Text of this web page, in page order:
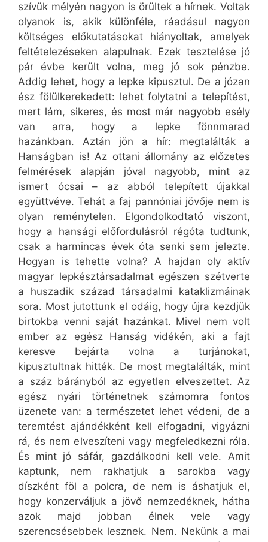
szívük mélyén nagyon is örültek a hírnek. Voltak
olyanok is, akik különféle, ráadásul nagyon
költséges előkutatásokat hiányoltak, amelyek
feltételezéseken alapulnak. Ezek tesztelése jó
pár évbe került volna, meg jó sok pénzbe.
Addig lehet, hogy a lepke kipusztul. De a józan
ész fölülkerekedett: lehet folytatni a telepítést,
mert lám, sikeres, és most már nagyobb esély
van arra, hogy a lepke fönnmarad
hazánkban. Aztán jön a hír: megtalálták a
Hanságban is! Az ottani állomány az előzetes
felmérések alapján jóval nagyobb, mint az
ismert ócsai – az abból telepített újakkal
együttvéve. Tehát a faj pannóniai jövője nem is
olyan reménytelen. Elgondolkodtató viszont,
hogy a hansági előfordulásról régóta tudtunk,
csak a harmincas évek óta senki sem jelezte.
Hogyan is tehette volna? A hajdan oly aktív
magyar lepkésztársadalmat egészen szétverte
a huszadik század társadalmi kataklizmáinak
sora. Most jutottunk el odáig, hogy újra kezdjük
birtokba venni saját hazánkat. Mivel nem volt
ember az egész Hanság vidékén, aki a fajt
keresve bejárta volna a turjánokat,
kipusztultnak hitték. De most megtalálták, mint
a száz bárányból az egyetlen elveszettet. Az
egész nyári történetnek számomra fontos
üzenete van: a természetet lehet védeni, de a
teremtést ajándékként kell elfogadni, vigyázni
rá, és nem elveszíteni vagy megfeledkezni róla.
És mint jó sáfár, gazdálkodni kell vele. Amit
kaptunk, nem rakhatjuk a sarokba vagy
díszként föl a polcra, de nem is áshatjuk el,
hogy konzerváljuk a jövő nemzedéknek, hátha
azok majd jobban élnek vele vagy
szerencsésebbek lesznek. Nem. Nekünk a mai